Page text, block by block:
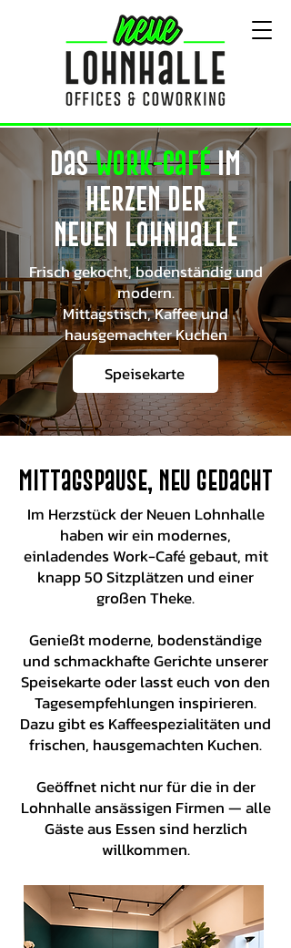
DasWork-CaféIm
herzen der
neuen Lohnhalle
Frisch gekocht, bodenständig und
modern.
Mittagstisch, Kaffee­ und
hausgemachter Kuchen
Speisekarte
Mittagspause, neu gedacht
Im Herzstück der Neuen Lohnhalle
haben wir ein modernes,
einladendes Work-Café gebaut, mit
knapp 50 Sitzplätzen und einer
großen Theke.
Genießt moderne, bodenständige
und schmackhafte Gerichte unserer
Speisekarte oder lasst euch von den
Tagesempfehlungen inspirieren.
Dazu gibt es Kaffeespezialitäten und
frischen, hausgemachten Kuchen.
Geöffnet nicht nur für die in der
Lohnhalle ansässigen Firmen — alle
Gäste aus Essen sind herzlich
willkommen.